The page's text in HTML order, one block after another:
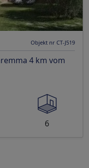
Objekt nr CT-J519
4 km vom
6